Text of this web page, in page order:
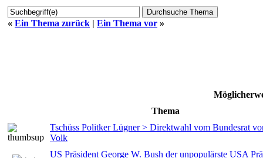
« Ein Thema zurück | Ein Thema vor »
Thema
Tschüss Politker Lügner > Direktwahl vom Bundesrat
Volk
US Präsident George W. Bush der unpopulärste USA